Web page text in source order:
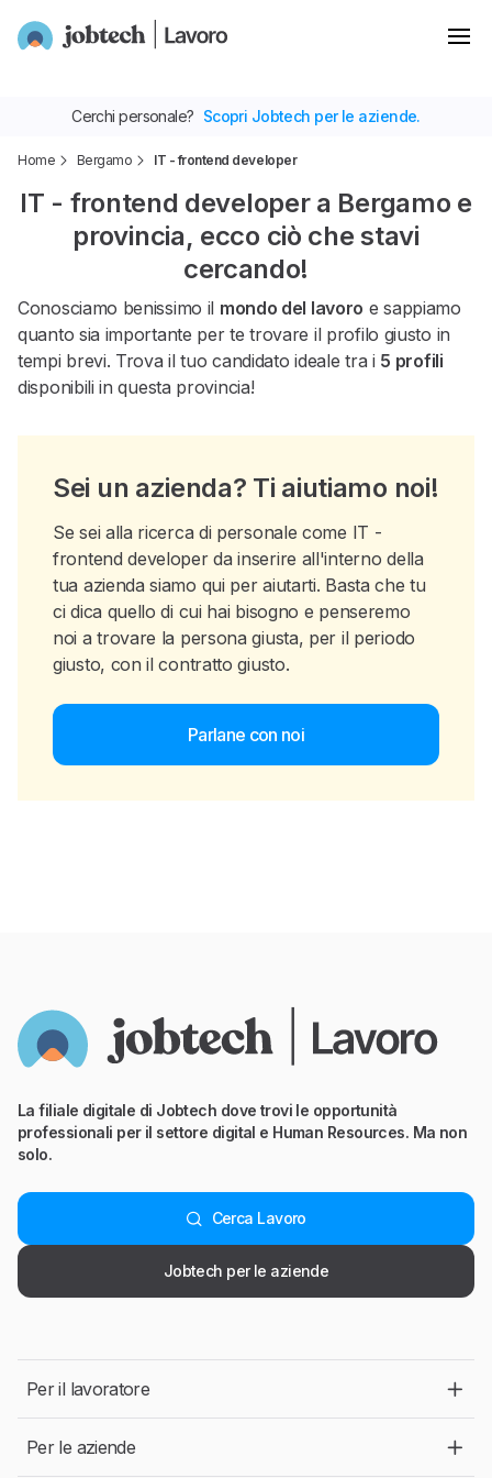
Home Bergamo IT - frontend developer
IT - frontend developer a Bergamo e
provincia, ecco ciò che stavi
cercando!
Conosciamo benissimo il mondo del lavoro e sappiamo
quanto sia importante per te trovare il profilo giusto in
tempi brevi. Trova il tuo candidato ideale tra i 5 profili
disponibili in questa provincia!
Sei un azienda? Ti aiutiamo noi!
Se sei alla ricerca di personale come IT -
frontend developer da inserire all'interno della
tua azienda siamo qui per aiutarti. Basta che tu
ci dica quello di cui hai bisogno e penseremo
noi a trovare la persona giusta, per il periodo
giusto, con il contratto giusto.
Parlane con noi
Cerchi personale? Scopri Jobtech per le aziende.
La filiale digitale di Jobtech dove trovi le opportunità
professionali per il settore digital e Human Resources. Ma non
solo.
Cerca Lavoro
Jobtech per le aziende
Per il lavoratore
Per le aziende